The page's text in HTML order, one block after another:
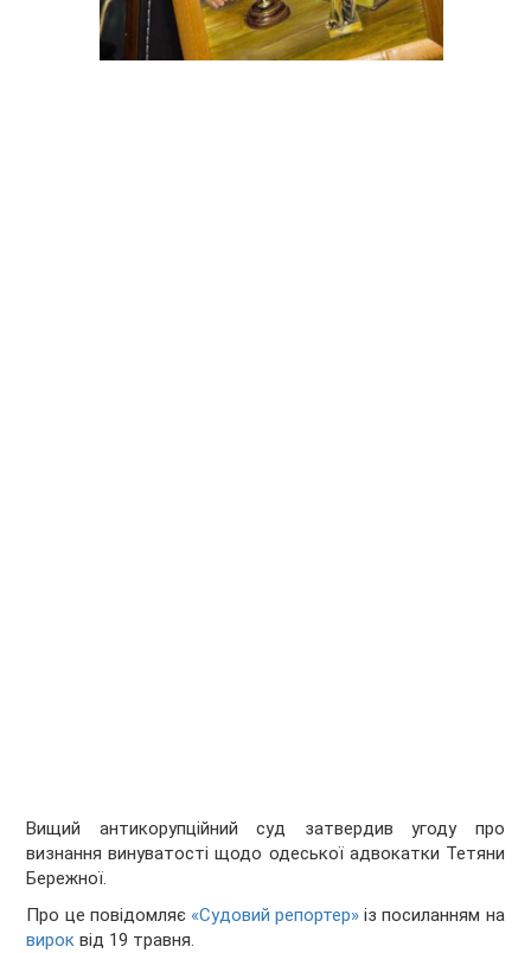
Вищий антикорупційний суд затвердив угоду про
визнання винуватості щодо одеської адвокатки Тетяни
Бережної.
Про це повідомляє «Судовий репортер» із посиланням на
вирок від 19 травня.